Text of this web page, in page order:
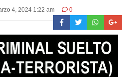
4, 2024 1:22 am 0